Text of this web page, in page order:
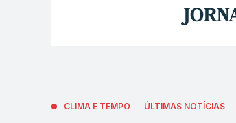
CLIMA E TEMPO ÚLTIMAS NOTÍCIAS